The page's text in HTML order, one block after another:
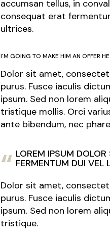
accumsan tellus, in
consequat erat
ultrices.
I'M GOING TO MAKE HIM AN OFFER
Dolor sit amet,
purus. Fusce iaculis
ipsum. Sed non lorem
tristique mollis. Orci
ante bibendum, nec
LOREM IPSUM
FERMENTUM DUI VEL
Dolor sit amet,
purus. Fusce iaculis
ipsum. Sed non lorem
tristique.